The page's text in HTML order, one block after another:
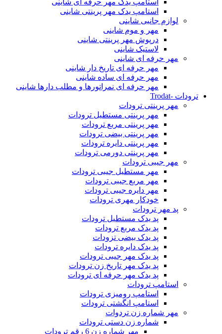
استامپ یدک مهر حرفه ای شاینی
استامپ یدک مهر پرینتی شاینی
لوازم جانبی شاینی
مهر و موم شاینی
درپوش مهر پرینتی شاینی
لاستیک شاینی
مهر حرفه ای شاینی
مهر حرفه ای تاریخ دار شاینی
مهر حرفه ای ساده شاینی
مهر حرفه ای نمراتورها و مطلب دارها شاینی
ترودات -Trodat
مهر پرینتی ترودات
مهر پرینتی مستطیل ترودات
مهر پرینتی مربع ترودات
مهر پرینتی بیضی ترودات
مهر پرینتی دایره ترودات
مهر پرینتی دورمی ترودات
مهر جیبی ترودات
مهر مستطیل جیبی ترودات
مهر مربع جیبی ترودات
مهر دایره جیبی ترودات
خودکار مهری ترودات
پد مهر ترودات
پد یدک مستطیل ترودات
پد یدک مربع ترودات
پد یدک بیضی تزودات
پد یدک دایره ترودات
پد یدک مهر جیبی ترودات
پد یدک مهر تاریخ زن ترودات
پد یدک مهر حرفه ای ترودات
استامپ ترودات
استامپ رومیزی ترودات
استامپ انگشتی ترودات
مهر شماره زن تردوات
شماره زن دستی ترودات
مهر شماره زن 6 رقم ترودات